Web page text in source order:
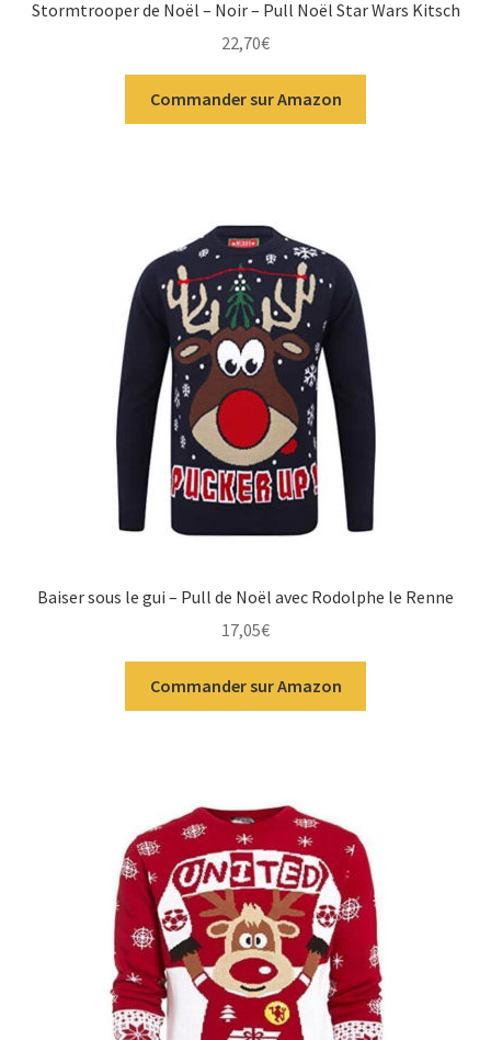
Stormtrooper de Noël – Noir – Pull Noël Star Wars Kitsch
22,70€
Commander sur Amazon
Baiser sous le gui – Pull de Noël avec Rodolphe le Renne
17,05€
Commander sur Amazon